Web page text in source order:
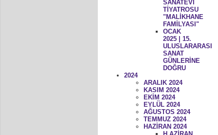
SANATEVİ
TİYATROSU
"MALİKHANE
FAMİLYASI"
OCAK
2025 | 15.
ULUSLARARASI
SANAT
GÜNLERİNE
DOĞRU
2024
ARALIK 2024
KASIM 2024
EKİM 2024
EYLÜL 2024
AĞUSTOS 2024
TEMMUZ 2024
HAZİRAN 2024